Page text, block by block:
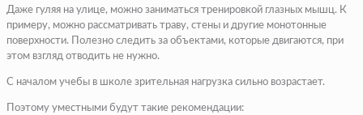
Даже гуляя на улице, можно заниматься тренировкой глазных мышц. К
примеру, можно рассматривать траву, стены и другие монотонные
поверхности. Полезно следить за объектами, которые двигаются, при
этом взгляд отводить не нужно.
С началом учебы в школе зрительная нагрузка сильно возрастает.
Поэтому уместными будут такие рекомендации: